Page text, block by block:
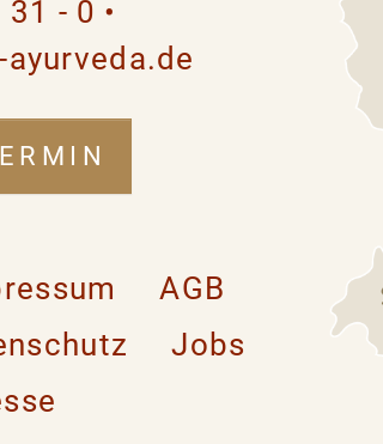
- 0 •
AGB
Jobs